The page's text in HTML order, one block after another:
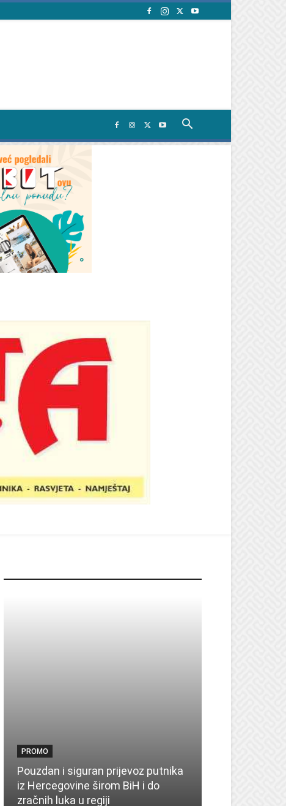
PROMO
Pouzdan i siguran prijevoz putnika
iz Hercegovine širom BiH i do
zračnih luka u regiji